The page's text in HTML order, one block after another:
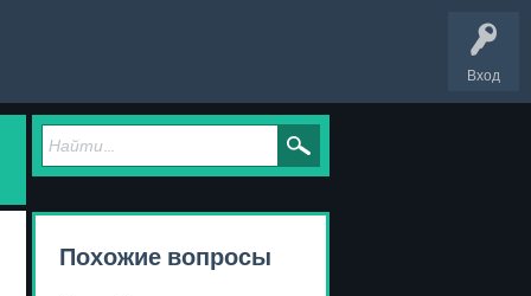
Вход
Похожие вопросы